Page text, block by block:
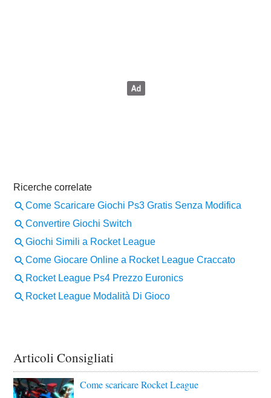
Articoli Consigliati
Come scaricare Rocket League